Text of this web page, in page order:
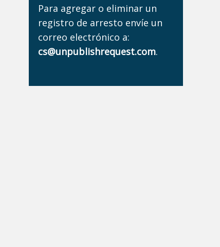
Para agregar o eliminar un
registro de arresto envíe un
correo electrónico a:
cs@unpublishrequest.com.